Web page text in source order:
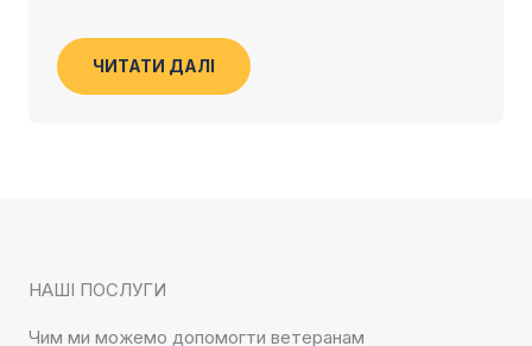
ЧИТАТИ ДАЛІ
НАШІ ПОСЛУГИ
Чим ми можемо допомогти ветеранам